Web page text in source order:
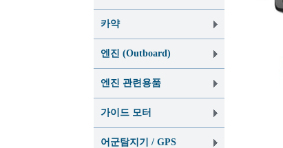
카약
엔진 (Outboard)
엔진 관련용품
가이드 모터
어군탐지기 / GPS